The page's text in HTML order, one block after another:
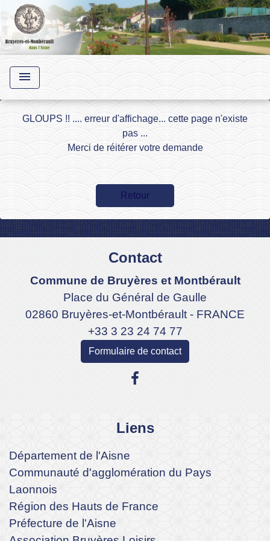
menu
GLOUPS !! .... erreur d'affichage... cette page n'existe
pas ...
Merci de réitérer votre demande
Retour
Contact
Commune de Bruyères et Montbérault
Place du Général de Gaulle
02860 Bruyères-et-Montbérault - FRANCE
+33 3 23 24 74 77
Formulaire de contact
Liens
Département de l'Aisne
Communauté d'agglomération du Pays
Laonnois
Région des Hauts de France
Préfecture de l'Aisne